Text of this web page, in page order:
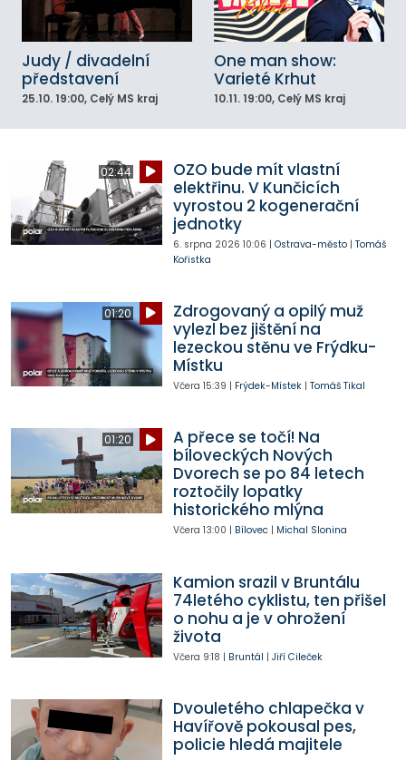
Judy / divadelní
představení
25.10. 19:00, Celý MS kraj
One man show:
Varieté Krhut
10.11. 19:00, Celý MS kraj
02:44
OZO bude mít vlastní
elektřinu. V Kunčicích
vyrostou 2 kogenerační
jednotky
6. srpna 2026 10:06 | Ostrava-město| Tomáš
Kořistka
01:20
Zdrogovaný a opilý muž
vylezl bez jištění na
lezeckou stěnu ve Frýdku-
Místku
Včera 15:39 | Frýdek-Místek| Tomáš Tikal
01:20
A přece se točí! Na
bíloveckých Nových
Dvorech se po 84 letech
roztočily lopatky
historického mlýna
Včera 13:00 | Bílovec| Michal Slonina
Kamion srazil v Bruntálu
74letého cyklistu, ten přišel
o nohu a je v ohrožení
života
Včera 9:18 | Bruntál | Jiří Cileček
Dvouletého chlapečka v
Havířově pokousal pes,
policie hledá majitele